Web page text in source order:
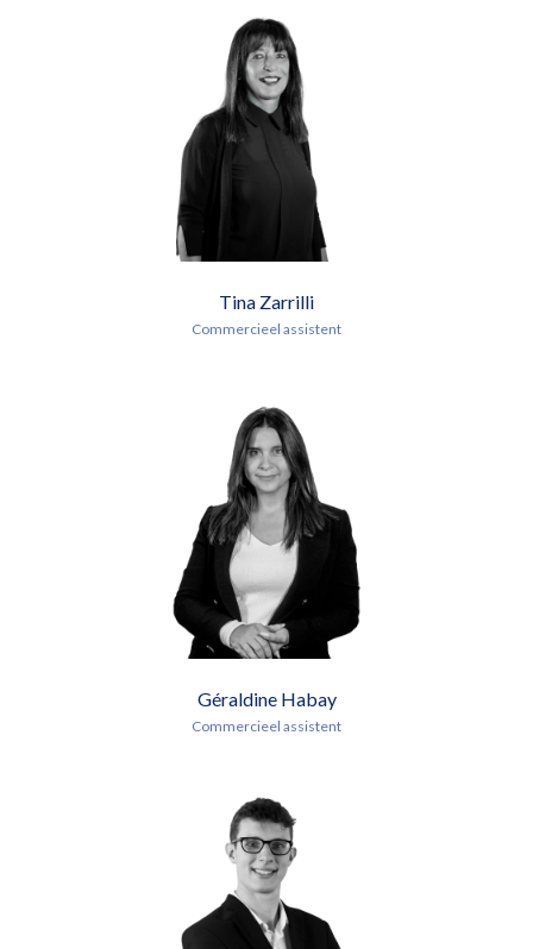
Tina Zarrilli
Commercieel assistent
Géraldine Habay
Commercieel assistent